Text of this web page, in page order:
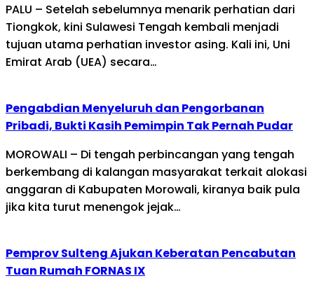
PALU – Setelah sebelumnya menarik perhatian dari
Tiongkok, kini Sulawesi Tengah kembali menjadi
tujuan utama perhatian investor asing. Kali ini, Uni
Emirat Arab (UEA) secara…
Pengabdian Menyeluruh dan Pengorbanan
Pribadi, Bukti Kasih Pemimpin Tak Pernah Pudar
MOROWALI – Di tengah perbincangan yang tengah
berkembang di kalangan masyarakat terkait alokasi
anggaran di Kabupaten Morowali, kiranya baik pula
jika kita turut menengok jejak…
Pemprov Sulteng Ajukan Keberatan Pencabutan
Tuan Rumah FORNAS IX